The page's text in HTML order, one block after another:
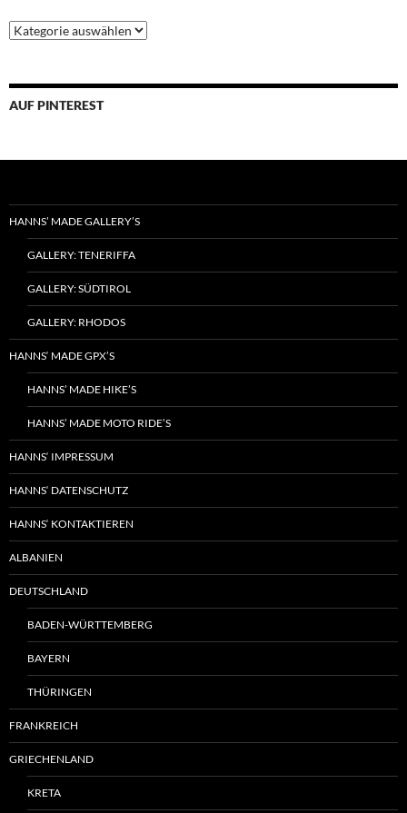
Beiträge
nach
AUF PINTEREST
HANNS’ MADE GALLERY’S
GALLERY: TENERIFFA
GALLERY: SÜDTIROL
GALLERY: RHODOS
HANNS‘ MADE GPX’S
HANNS’ MADE HIKE’S
HANNS’ MADE MOTO RIDE’S
HANNS‘ IMPRESSUM
HANNS‘ DATENSCHUTZ
HANNS‘ KONTAKTIEREN
ALBANIEN
DEUTSCHLAND
BADEN-WÜRTTEMBERG
BAYERN
THÜRINGEN
FRANKREICH
GRIECHENLAND
KRETA